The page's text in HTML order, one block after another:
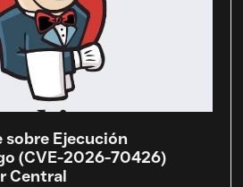
Ejecución
(CVE-2026-70426)
Central